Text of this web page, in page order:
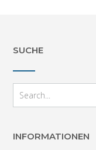
SUCHE
INFORMATIONEN